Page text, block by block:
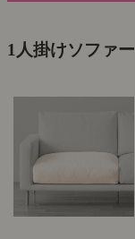
1人掛けソファ